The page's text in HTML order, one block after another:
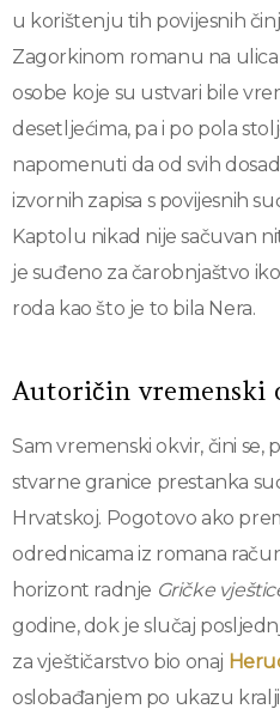
u korištenju tih povijesnih
Zagorkinom romanu na
osobe koje su ustvari bile
desetljećima, pa i po pola
napomenuti da od svih
izvornih zapisa s povijesnih
Kaptolu nikad nije sačuvan
je suđeno za čarobnjaštvo
roda kao što je to bila Nera.
Autoričin vremenski
Sam vremenski okvir, čini se,
stvarne granice prestanka
Hrvatskoj. Pogotovo ako
odrednicama iz romana
horizont radnje Gričke
godine, dok je slučaj
za vještičarstvo bio onaj
oslobađanjem po ukazu